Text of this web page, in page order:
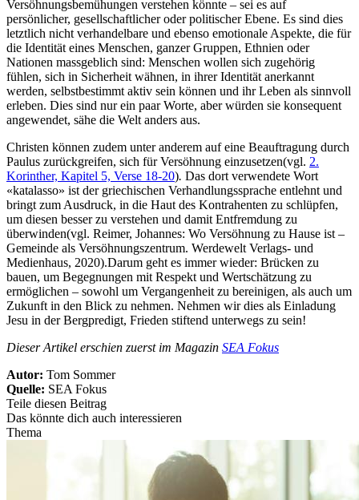
Versöhnungsbemühungen verstehen könnte – sei es auf
persönlicher, gesellschaftlicher oder politischer Ebene. Es sind dies
letztlich nicht verhandelbare und ebenso emotionale Aspekte, die für
die Identität eines Menschen, ganzer Gruppen, Ethnien oder
Nationen massgeblich sind: Menschen wollen sich zugehörig
fühlen, sich in Sicherheit wähnen, in ihrer Identität anerkannt
werden, selbstbestimmt aktiv sein können und ihr Leben als sinnvoll
erleben. Dies sind nur ein paar Worte, aber würden sie konsequent
angewendet, sähe die Welt anders aus.
Christen können zudem unter anderem auf eine Beauftragung durch
Paulus zurückgreifen, sich für Versöhnung einzusetzen(vgl. 2.
Korinther, Kapitel 5, Verse 18-20). Das dort verwendete Wort
«katalasso» ist der griechischen Verhandlungssprache entlehnt und
bringt zum Ausdruck, in die Haut des Kontrahenten zu schlüpfen,
um diesen besser zu verstehen und damit Entfremdung zu
überwinden(vgl. Reimer, Johannes: Wo Versöhnung zu Hause ist –
Gemeinde als Versöhnungszentrum. Werdewelt Verlags- und
Medienhaus, 2020).Darum geht es immer wieder: Brücken zu
bauen, um Begegnungen mit Respekt und Wertschätzung zu
ermöglichen – sowohl um Vergangenheit zu bereinigen, als auch um
Zukunft in den Blick zu nehmen. Nehmen wir dies als Einladung
Jesu in der Bergpredigt, Frieden stiftend unterwegs zu sein!
Dieser Artikel erschien zuerst im Magazin SEA Fokus
Autor: Tom Sommer
Quelle: SEA Fokus
Teile diesen Beitrag
Das könnte dich auch interessieren
Thema